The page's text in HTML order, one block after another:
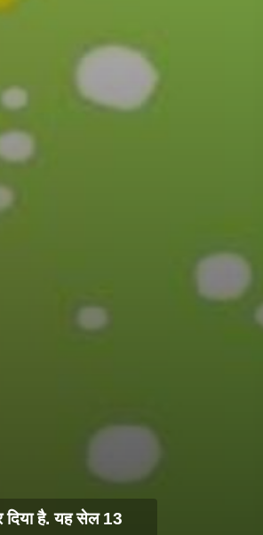
है. यह सेल 13